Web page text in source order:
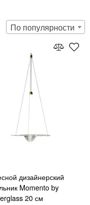
По популярности
дизайнерский
Momento by
20 см